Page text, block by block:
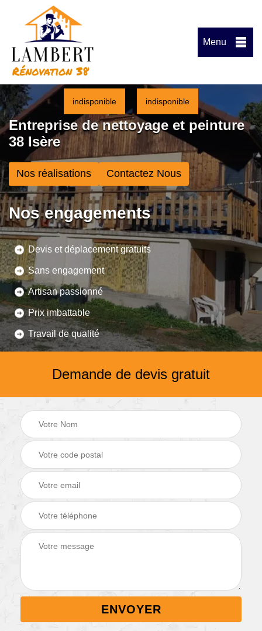
Menu
indisponible indisponible
Entreprise de nettoyage et peinture
38 Isère
Nos réalisations Contactez Nous
Nos engagements
Devis et déplacement gratuits
Sans engagement
Artisan passionné
Prix imbattable
Travail de qualité
Demande de devis gratuit